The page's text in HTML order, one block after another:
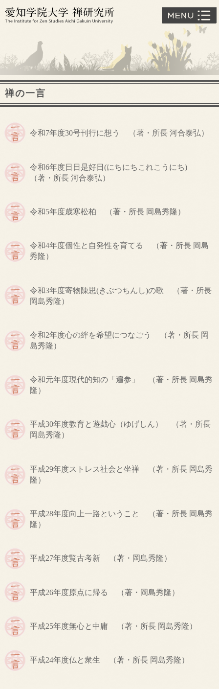
禅の一言
令和7年度30号刊行に想う （著・所長 河合泰弘）
令和6年度日日是好日(にちにちこれこうにち)
（著・所長 河合泰弘）
令和5年度歳寒松柏 （著・所長 岡島秀隆）
令和4年度個性と自発性を育てる
（著・所長 岡島
秀隆）
令和3年度寄物陳思(きぶつちんし)の歌
（著・所長
岡島秀隆）
令和2年度心の絆を希望につなごう
（著・所長 岡
島秀隆）
令和元年度現代的知の「遍参」
（著・所長 岡島秀
隆）
平成30年度教育と遊戯心（ゆげしん）
（著・所長
岡島秀隆）
平成29年度ストレス社会と坐禅
（著・所長 岡島秀
隆）
平成28年度向上一路ということ
（著・所長 岡島秀
隆）
平成27年度覧古考新 （著・岡島秀隆）
平成26年度原点に帰る （著・岡島秀隆）
平成25年度無心と中庸 （著・所長 岡島秀隆）
平成24年度仏と衆生 （著・所長 岡島秀隆）